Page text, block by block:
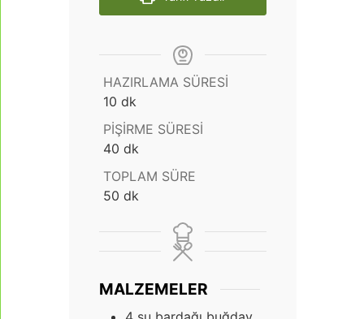
HAZIRLAMA SÜRESI
10 dakika
dk
PIŞIRME SÜRESI
40 dakika
dk
TOPLAM SÜRE
50 dakika
dk
MALZEMELER